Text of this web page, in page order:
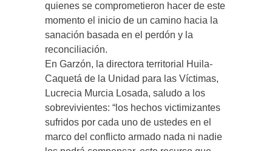
quienes se comprometieron hacer de este
momento el inicio de un camino hacia la
sanación basada en el perdón y la
reconciliación.
En Garzón, la directora territorial Huila-
Caquetá de la Unidad para las Víctimas,
Lucrecia Murcia Losada, saludo a los
sobrevivientes: “los hechos victimizantes
sufridos por cada uno de ustedes en el
marco del conflicto armado nada ni nadie